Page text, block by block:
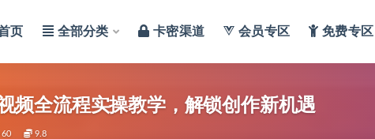
页 全部分类 卡密渠道 会员专区 免费专区
频全流程实操教学，解锁创作新机遇
60 9.8